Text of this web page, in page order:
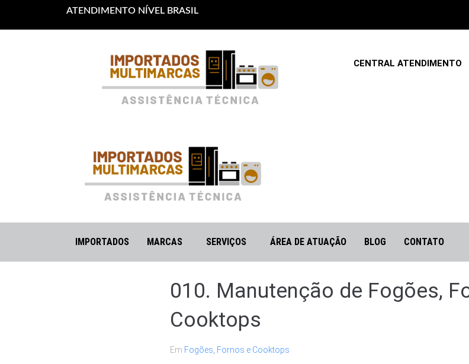
ATENDIMENTO NÍVEL BRASIL
CENTRAL ATENDIMENTO
IMPORTADOS MARCAS SERVIÇOS ÁREA DE ATUAÇÃO BLOG CONTATO
010. Manutenção de Fogões,
Cooktops
Em Fogões, Fornos e Cooktops